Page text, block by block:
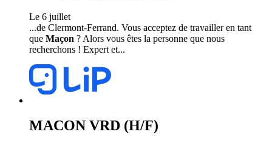
Le 6 juillet
...de Clermont-Ferrand. Vous acceptez de travailler en tant
que Maçon ? Alors vous êtes la personne que nous
recherchons ! Expert et...
MACON VRD (H/F)